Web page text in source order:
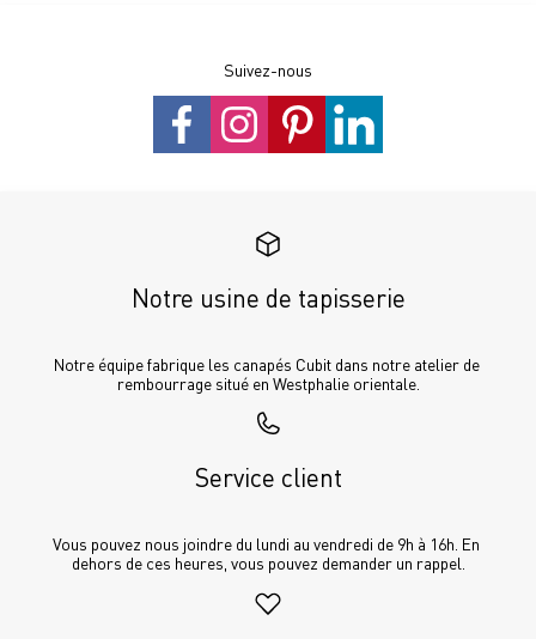
Suivez-nous
Notre usine de tapisserie
Notre équipe fabrique les canapés Cubit dans notre atelier de
rembourrage situé en Westphalie orientale.
Service client
Vous pouvez nous joindre du lundi au vendredi de 9h à 16h. En
dehors de ces heures, vous pouvez demander un rappel.